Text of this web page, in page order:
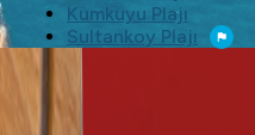
Kumkuyu Plajı
Sultankoy Plajı